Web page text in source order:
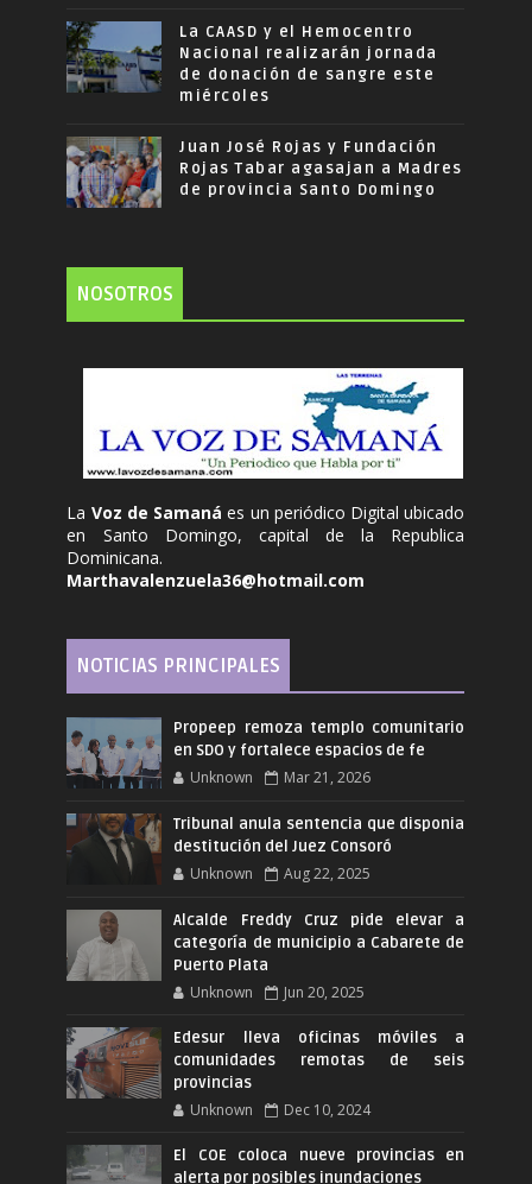
La CAASD y el Hemocentro
Nacional realizarán jornada
de donación de sangre este
miércoles
Juan José Rojas y Fundación
Rojas Tabar agasajan a Madres
de provincia Santo Domingo
NOSOTROS
La Voz de Samanáes un periódico Digital ubicado
en Santo Domingo, capital de la Republica
Dominicana.
Marthavalenzuela36@hotmail.com
NOTICIAS PRINCIPALES
Propeep remoza templo comunitario
en SDO y fortalece espacios de fe
Unknown Mar 21, 2026
Tribunal anula sentencia que disponia
destitución del Juez Consoró
Unknown Aug 22, 2025
Alcalde Freddy Cruz pide elevar a
categoría de municipio a Cabarete de
Puerto Plata
Unknown Jun 20, 2025
Edesur lleva oficinas móviles a
comunidades remotas de seis
provincias
Unknown Dec 10, 2024
El COE coloca nueve provincias en
alerta por posibles inundaciones